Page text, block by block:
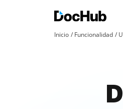
Inicio Funcionalidad